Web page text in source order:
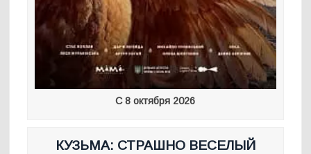
С 8 октября 2026
КУЗЬМА: СТРАШНО ВЕСЕЛЫЙ